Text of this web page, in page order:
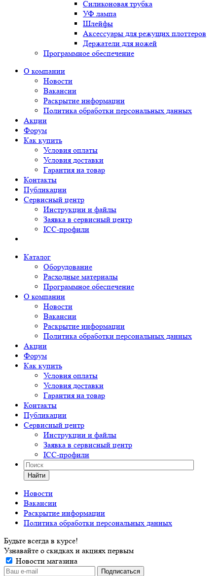
Силиконовая трубка
УФ лампа
Шлейфы
Аксессуары для режущих плоттеров
Держатели для ножей
Программное обеспечение
О компании
Новости
Вакансии
Раскрытие информации
Политика обработки персональных данных
Акции
Форум
Как купить
Условия оплаты
Условия доставки
Гарантия на товар
Контакты
Публикации
Сервисный центр
Инструкции и файлы
Заявка в сервисный центр
ICC-профили
Каталог
Оборудование
Расходные материалы
Программное обеспечение
О компании
Новости
Вакансии
Раскрытие информации
Политика обработки персональных данных
Акции
Форум
Как купить
Условия оплаты
Условия доставки
Гарантия на товар
Контакты
Публикации
Сервисный центр
Инструкции и файлы
Заявка в сервисный центр
ICC-профили
Найти
Новости
Вакансии
Раскрытие информации
Политика обработки персональных данных
Будьте всегда в курсе!
Узнавайте о скидках и акциях первым
Новости магазина